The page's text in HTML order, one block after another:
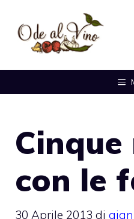
contenuto
con le
30 Aprile 2013 di